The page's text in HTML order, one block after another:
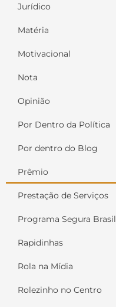
Jurídico
Matéria
Motivacional
Nota
Opinião
Por Dentro da Política
Por dentro do Blog
Prêmio
Prestação de Serviços
Programa Segura Brasil
Rapidinhas
Rola na Mídia
Rolezinho no Centro